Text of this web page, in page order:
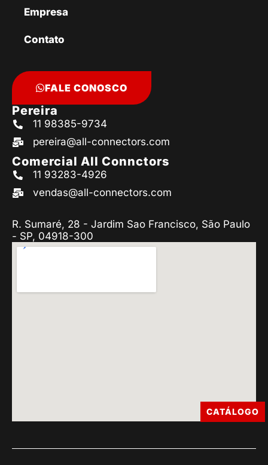
Empresa
Contato
FALE CONOSCO
Pereira
11 98385-9734
pereira@all-connectors.com
Comercial All Connctors
11 93283-4926
vendas@all-connectors.com
R. Sumaré, 28 - Jardim Sao Francisco, São Paulo
- SP, 04918-300
CATÁLOGO